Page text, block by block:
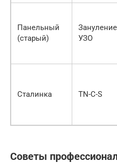
Панельный
(старый)
УЗО
Сталинка TN-C-S
Советы